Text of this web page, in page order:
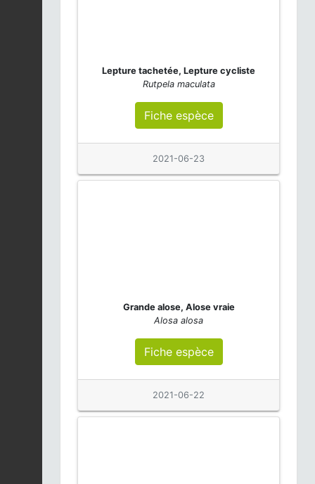
Lepture tachetée, Lepture cycliste
Rutpela maculata
Fiche espèce
2021-06-23
Grande alose, Alose vraie
Alosa alosa
Fiche espèce
2021-06-22